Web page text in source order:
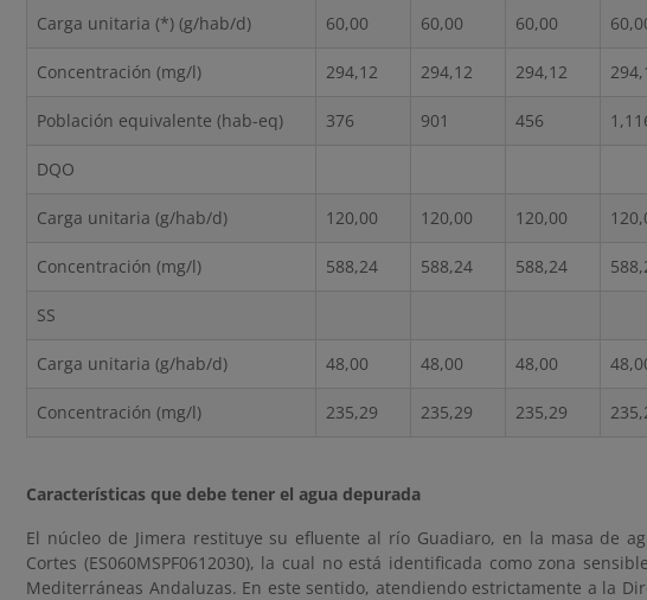
Carga unitaria (*) (g/hab/d) 60,00 60,00 60,00
Concentración (mg/l) 294,12 294,12 294,12
Población equivalente (hab-eq) 376 901 456
DQO
Carga unitaria (g/hab/d) 120,00 120,00 120,00
Concentración (mg/l) 588,24 588,24 588,24
SS
Carga unitaria (g/hab/d) 48,00 48,00 48,00
Concentración (mg/l) 235,29 235,29 235,29
Características que debe tener el agua depurada
El núcleo de Jimera restituye su efluente al río Guadiaro, en la masa de
Cortes (ES060MSPF0612030), la cual no está identificada como zona
Mediterráneas Andaluzas. En este sentido, atendiendo estrictamente a la